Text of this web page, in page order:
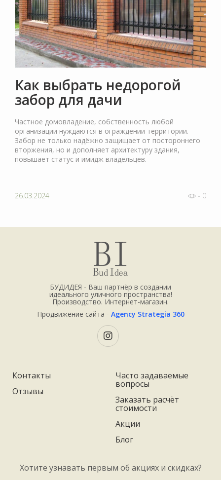
Как выбрать недорогой
забор для дачи
Частное домовладение, собственность любой
организации нуждаются в ограждении территории.
Забор не только надёжно защищает от постороннего
вторжения, но и дополняет архитектуру здания,
повышает статус и имидж владельцев.
26.03.2024 - 0
БУДИДЕЯ - Ваш партнёр в создании
идеального уличного пространства!
Производство. Интернет-магазин.
Продвижение сайта - Agency Strategia 360
Контакты
Отзывы
Часто задаваемые
вопросы
Заказать расчёт
стоимости
Акции
Блог
Хотите узнавать первым об акциях и скидках?